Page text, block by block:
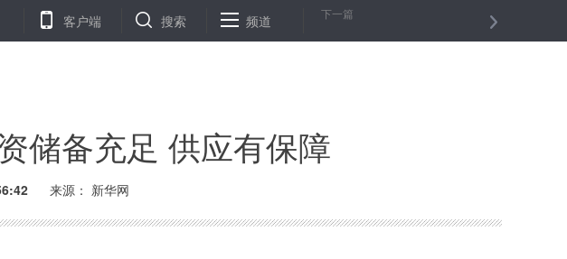
速通关故事 情暖异乡——探访在桂湖北游客定点住宿点 甘肃多渠道调集各类医用口罩50.7
客户端 搜索 频道 下一篇
储备充足 供应有保障
来源： 新华网